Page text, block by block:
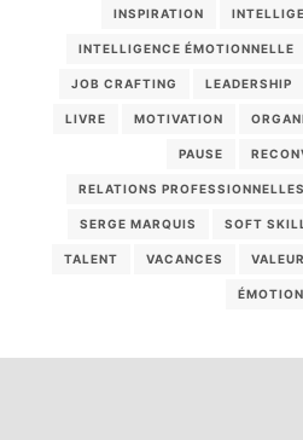
INSPIRATION
INTELLIGENCE ÉMOTIONNELLE
JOB CRAFTING LEADERSHIP
LIVRE MOTIVATION
PAUSE
RELATIONS PROFESSIONNELLES
SERGE MARQUIS SOFT
TALENT VACANCES VALEUR
ÉMOTION